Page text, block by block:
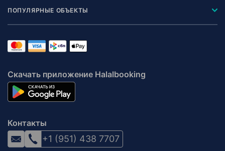
ПОПУЛЯРНЫЕ ОБЪЕКТЫ
Скачать приложение Halalbooking
Контакты
+1 (951) 438 7707